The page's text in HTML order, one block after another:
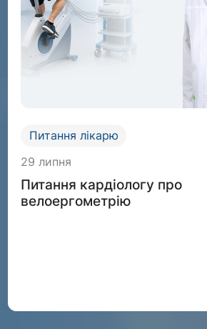
Питання лікарю
29 липня
Питання кардіологу про
велоергометрію